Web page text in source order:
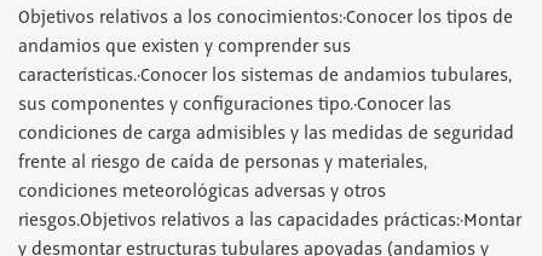
Objetivos relativos a los conocimientos:·Conocer los tipos de
andamios que existen y comprender sus
características.·Conocer los sistemas de andamios tubulares,
sus componentes y configuraciones tipo.·Conocer las
condiciones de carga admisibles y las medidas de seguridad
frente al riesgo de caída de personas y materiales,
condiciones meteorológicas adversas y otros
riesgos.Objetivos relativos a las capacidades prácticas:·Montar
y desmontar estructuras tubulares apoyadas (andamios y